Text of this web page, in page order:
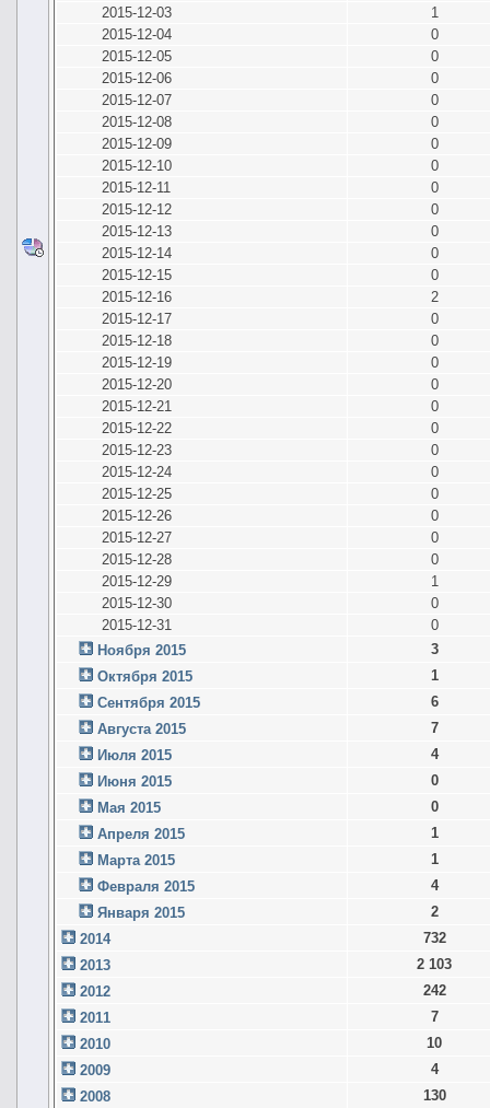
2015-12-03
1
2015-12-04
0
2015-12-05
0
2015-12-06
0
2015-12-07
0
2015-12-08
0
2015-12-09
0
2015-12-10
0
2015-12-11
0
2015-12-12
0
2015-12-13
0
2015-12-14
0
2015-12-15
0
2015-12-16
2
2015-12-17
0
2015-12-18
0
2015-12-19
0
2015-12-20
0
2015-12-21
0
2015-12-22
0
2015-12-23
0
2015-12-24
0
2015-12-25
0
2015-12-26
0
2015-12-27
0
2015-12-28
0
2015-12-29
1
2015-12-30
0
2015-12-31
0
Ноября 2015
3
Октября 2015
1
Сентября 2015
6
Августа 2015
7
Июля 2015
4
Июня 2015
0
Мая 2015
0
Апреля 2015
1
Марта 2015
1
Февраля 2015
4
Января 2015
2
2014
732
2013
2 103
2012
242
2011
7
2010
10
2009
4
2008
130